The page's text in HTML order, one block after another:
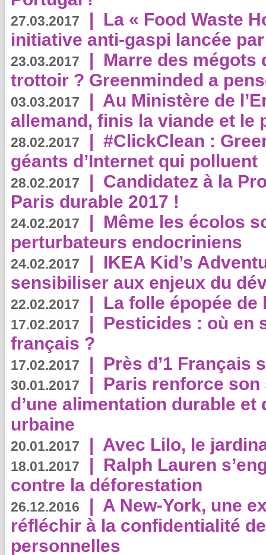
27.03.2017 | La « Food Waste
initiative anti-gaspi lancée
23.03.2017 | Marre des mégots
trottoir ? Greenminded a
03.03.2017 | Au Ministère de
allemand, finis la viande et le
28.02.2017 | #ClickClean :
géants d’Internet qui polluent
28.02.2017 | Candidatez à la
Paris durable 2017 !
24.02.2017 | Même les écolos
perturbateurs endocriniens
24.02.2017 | IKEA Kid’s
sensibiliser aux enjeux du
22.02.2017 | La folle épopée de
17.02.2017 | Pesticides : où en
français ?
17.02.2017 | Près d’1 Français
30.01.2017 | Paris renforce
d’une alimentation durable et
urbaine
20.01.2017 | Avec Lilo, le
18.01.2017 | Ralph Lauren
contre la déforestation
26.12.2016 | A New-York, une
réfléchir à la confidentialité
personnelles